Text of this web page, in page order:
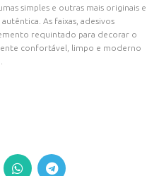
simples e outras mais originais e
As faixas, adesivos
requintado para decorar o
confortável, limpo e moderno